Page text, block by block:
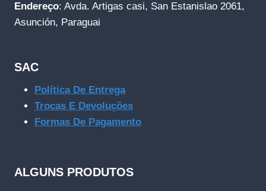
Endereço: Avda. Artigas casi, San Estanislao 2061,
Asunción, Paraguai
SAC
Política De Entrega
Trocas E Devoluções
Formas De Pagamento
ALGUNS PRODUTOS